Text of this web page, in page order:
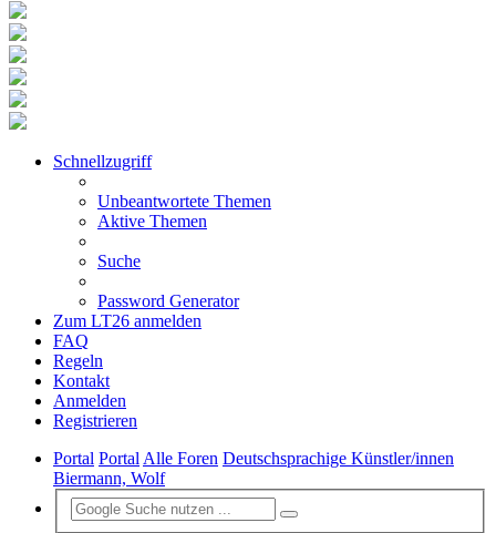
Schnellzugriff
Unbeantwortete Themen
Aktive Themen
Suche
Password Generator
Zum LT26 anmelden
FAQ
Regeln
Kontakt
Anmelden
Registrieren
Portal PortalAlle Foren Deutschsprachige Künstler/innen
Biermann, Wolf